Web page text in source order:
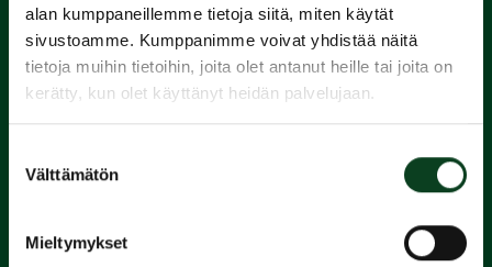
alan kumppaneillemme tietoja siitä, miten käytät
sivustoamme. Kumppanimme voivat yhdistää näitä
tietoja muihin tietoihin, joita olet antanut heille tai joita on
kerätty, kun olet käyttänyt heidän palvelujaan.
valinta
Välttämätön
Mieltymykset
1.
Varaa
alkeiskurssi
2.
Suorita